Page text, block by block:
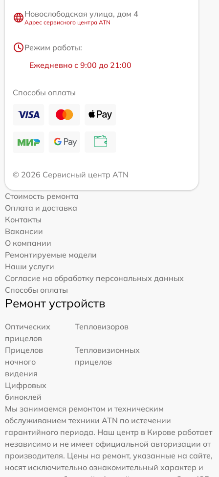
Новослободская улица, дом 4
Адрес сервисного центра ATN
Режим работы:
Ежедневно с 9:00 до 21:00
Способы оплаты
© 2026 Сервисный центр ATN
Стоимость ремонта
Оплата и доставка
Контакты
Вакансии
О компании
Ремонтируемые модели
Наши услуги
Согласие на обработку персональных данных
Способы оплаты
Ремонт устройств
Оптических
прицелов
Тепловизоров
Прицелов
ночного
видения
Тепловизионных
прицелов
Цифровых
биноклей
Мы занимаемся ремонтом и техническим
обслуживанием техники ATN по истечении
гарантийного периода. Наш центр в Кирове работает
независимо и не имеет официальной авторизации от
производителя. Цены на ремонт, указанные на сайте,
носят исключительно ознакомительный характер и